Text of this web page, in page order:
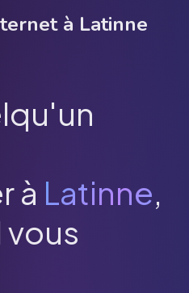
à Latinne
à Latinne,